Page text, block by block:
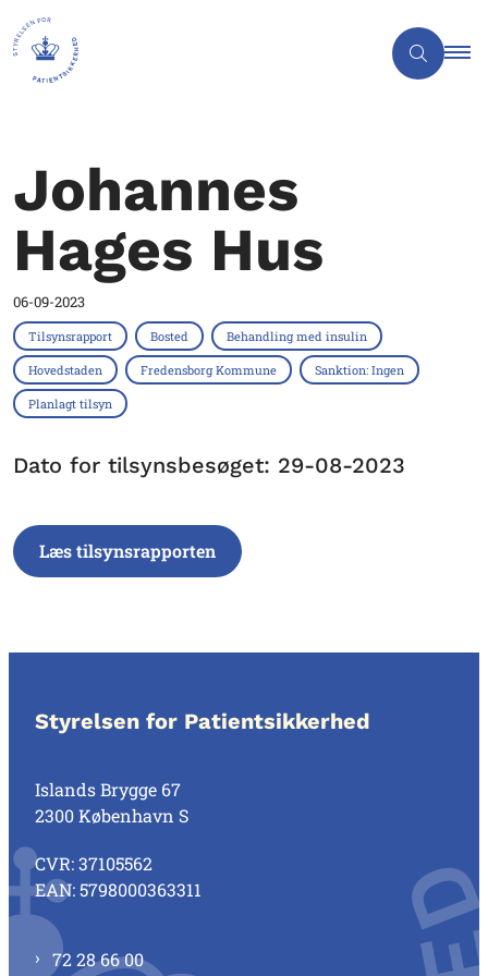
Johannes
Hages Hus
06-09-2023
Tilsynsrapport Bosted Behandling med insulin
Hovedstaden Fredensborg Kommune Sanktion: Ingen
Planlagt tilsyn
Dato for tilsynsbesøget: 29-08-2023
Læs tilsynsrapporten
Styrelsen for Patientsikkerhed
Islands Brygge 67
2300 København S
CVR: 37105562
EAN: 5798000363311
72 28 66 00